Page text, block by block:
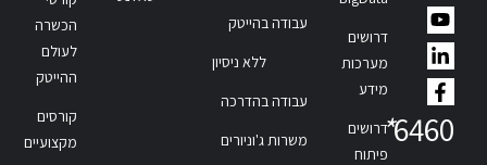
6460
*
דרושים
מערכות
מידע
דרושים
פיתוח
עבודה בהייטק
ללא ניסיון
עבודה בהדרכה
משרות ג'וניורים
הכשרה
לעולם
ההייטק
קורסים
מקצועיים